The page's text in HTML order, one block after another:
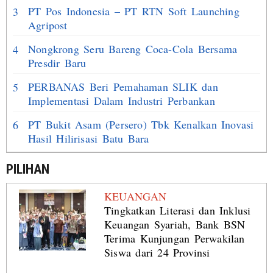
3
PT Pos Indonesia – PT RTN Soft Launching
Agripost
4
Nongkrong Seru Bareng Coca-Cola Bersama
Presdir Baru
5
PERBANAS Beri Pemahaman SLIK dan
Implementasi Dalam Industri Perbankan
6
PT Bukit Asam (Persero) Tbk Kenalkan Inovasi
Hasil Hilirisasi Batu Bara
PILIHAN
KEUANGAN
Tingkatkan Literasi dan Inklusi
Keuangan Syariah, Bank BSN
Terima Kunjungan Perwakilan
Siswa dari 24 Provinsi